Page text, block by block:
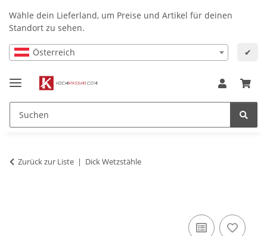
Wähle dein Lieferland, um Preise und Artikel für deinen
Standort zu sehen.
Österreich ✔
Zurück zur Liste Dick Wetzstähle